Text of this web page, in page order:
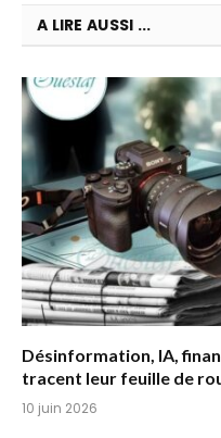
A LIRE AUSSI ...
Désinformation, IA,
tracent leur feuille de
10 juin 2026